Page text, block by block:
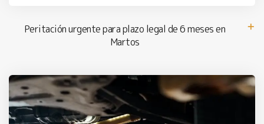
Peritación urgente para plazo legal de 6 meses en
Martos